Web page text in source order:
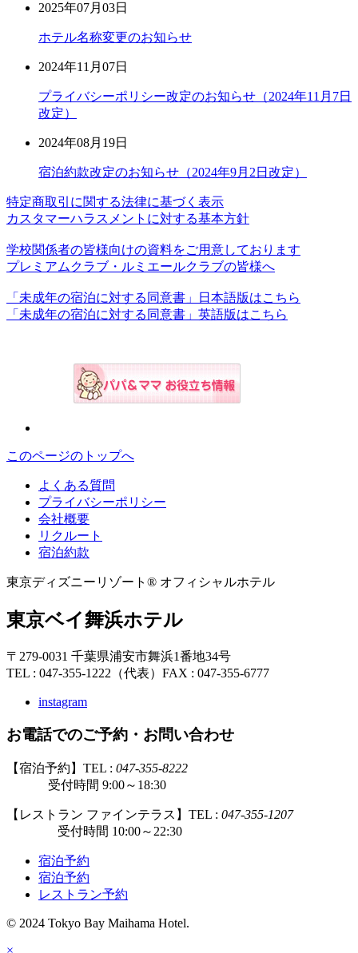
2025年07月03日
ホテル名称変更のお知らせ
2024年11月07日
プライバシーポリシー改定のお知らせ（2024年11月7日
改定）
2024年08月19日
宿泊約款改定のお知らせ（2024年9月2日改定）
特定商取引に関する法律に基づく表示
カスタマーハラスメントに対する基本方針
学校関係者の皆様向けの資料をご用意しております
プレミアムクラブ・ルミエールクラブの皆様へ
「未成年の宿泊に対する同意書」日本語版はこちら
「未成年の宿泊に対する同意書」英語版はこちら
このページのトップへ
よくある質問
プライバシーポリシー
会社概要
リクルート
宿泊約款
東京ディズニーリゾート® オフィシャルホテル
東京ベイ舞浜ホテル
〒279-0031 千葉県浦安市舞浜1番地34号
TEL : 047-355-1222（代表） FAX : 047-355-6777
instagram
お電話でのご予約・お問い合わせ
【宿泊予約】TEL : 047-355-8222
受付時間 9:00～18:30
【レストラン ファインテラス】TEL : 047-355-1207
受付時間 10:00～22:30
宿泊予約
宿泊予約
レストラン予約
© 2024 Tokyo Bay Maihama Hotel.
×